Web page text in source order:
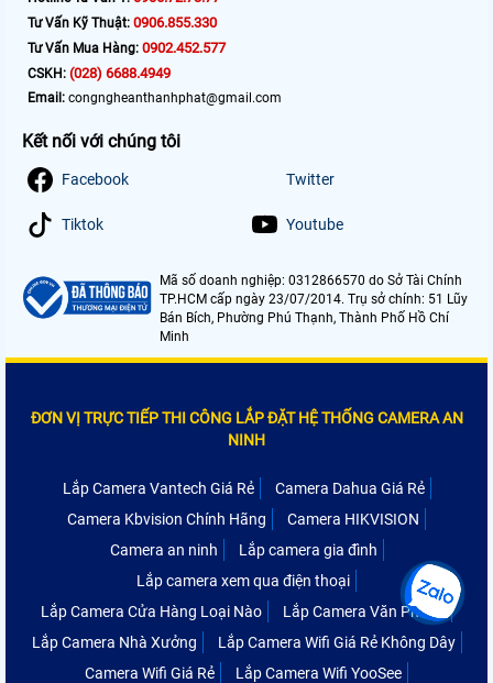
Tư Vấn Kỹ Thuật: 0906.855.330
Tư Vấn Mua Hàng: 0902.452.577
CSKH: (028) 6688.4949
Email: congngheanthanhphat@gmail.com
Kết nối với chúng tôi
Facebook Twitter
Tiktok Youtube
Mã số doanh nghiệp: 0312866570 do Sở Tài Chính
TP.HCM cấp ngày 23/07/2014. Trụ sở chính: 51 Lũy
Bán Bích, Phường Phú Thạnh, Thành Phố Hồ Chí
Minh
ĐƠN VỊ TRỰC TIẾP THI CÔNG LẮP ĐẶT HỆ THỐNG CAMERA AN
NINH
Lắp Camera Vantech Giá Rẻ
Camera Dahua Giá Rẻ
Camera Kbvision Chính Hãng
Camera HIKVISION
Camera an ninh
Lắp camera gia đình
Lắp camera xem qua điện thoại
Lắp Camera Cửa Hàng Loại Nào
Lắp Camera Văn Phòng
Lắp Camera Nhà Xưởng
Lắp Camera Wifi Giá Rẻ Không Dây
Camera Wifi Giá Rẻ
Lắp Camera Wifi YooSee